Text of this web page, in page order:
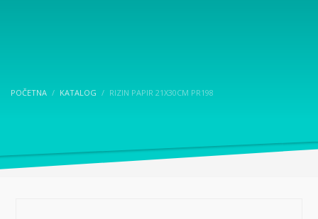
POČETNA KATALOG RIZIN PAPIR 21X30CM PR198